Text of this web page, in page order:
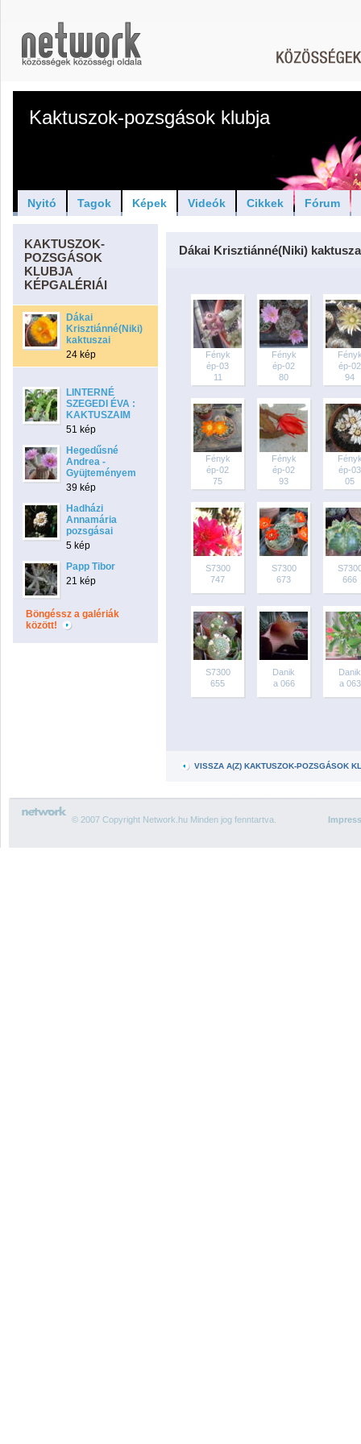
Kaktuszok-pozsgások klubja
Nyitó Tagok Képek Videók Cikkek Fórum
KAKTUSZOK-
POZSGÁSOK
KLUBJA
KÉPGALÉRIÁI
Dákai
Krisztiánné(Niki)
kaktuszai
24 kép
LINTERNÉ
SZEGEDI ÉVA :
KAKTUSZAIM
51 kép
Hegedűsné
Andrea -
Gyüjteményem
39 kép
Hadházi
Annamária
pozsgásai
5 kép
Papp Tibor
21 kép
Böngéssz a galériák
között!
Dákai Krisztiánné(Niki)
Fényk
ép-03
11
Fényk
ép-02
80
ép-02
94
Fényk
ép-02
75
Fényk
ép-02
93
ép-03
05
S7300
747
S7300
673
666
S7300
655
Danik
a 066
Danik
a 063
VISSZA A(Z) KAKTUSZOK-POZSGÁSOK
© 2007 Copyright Network.hu Minden jog fenntartva.